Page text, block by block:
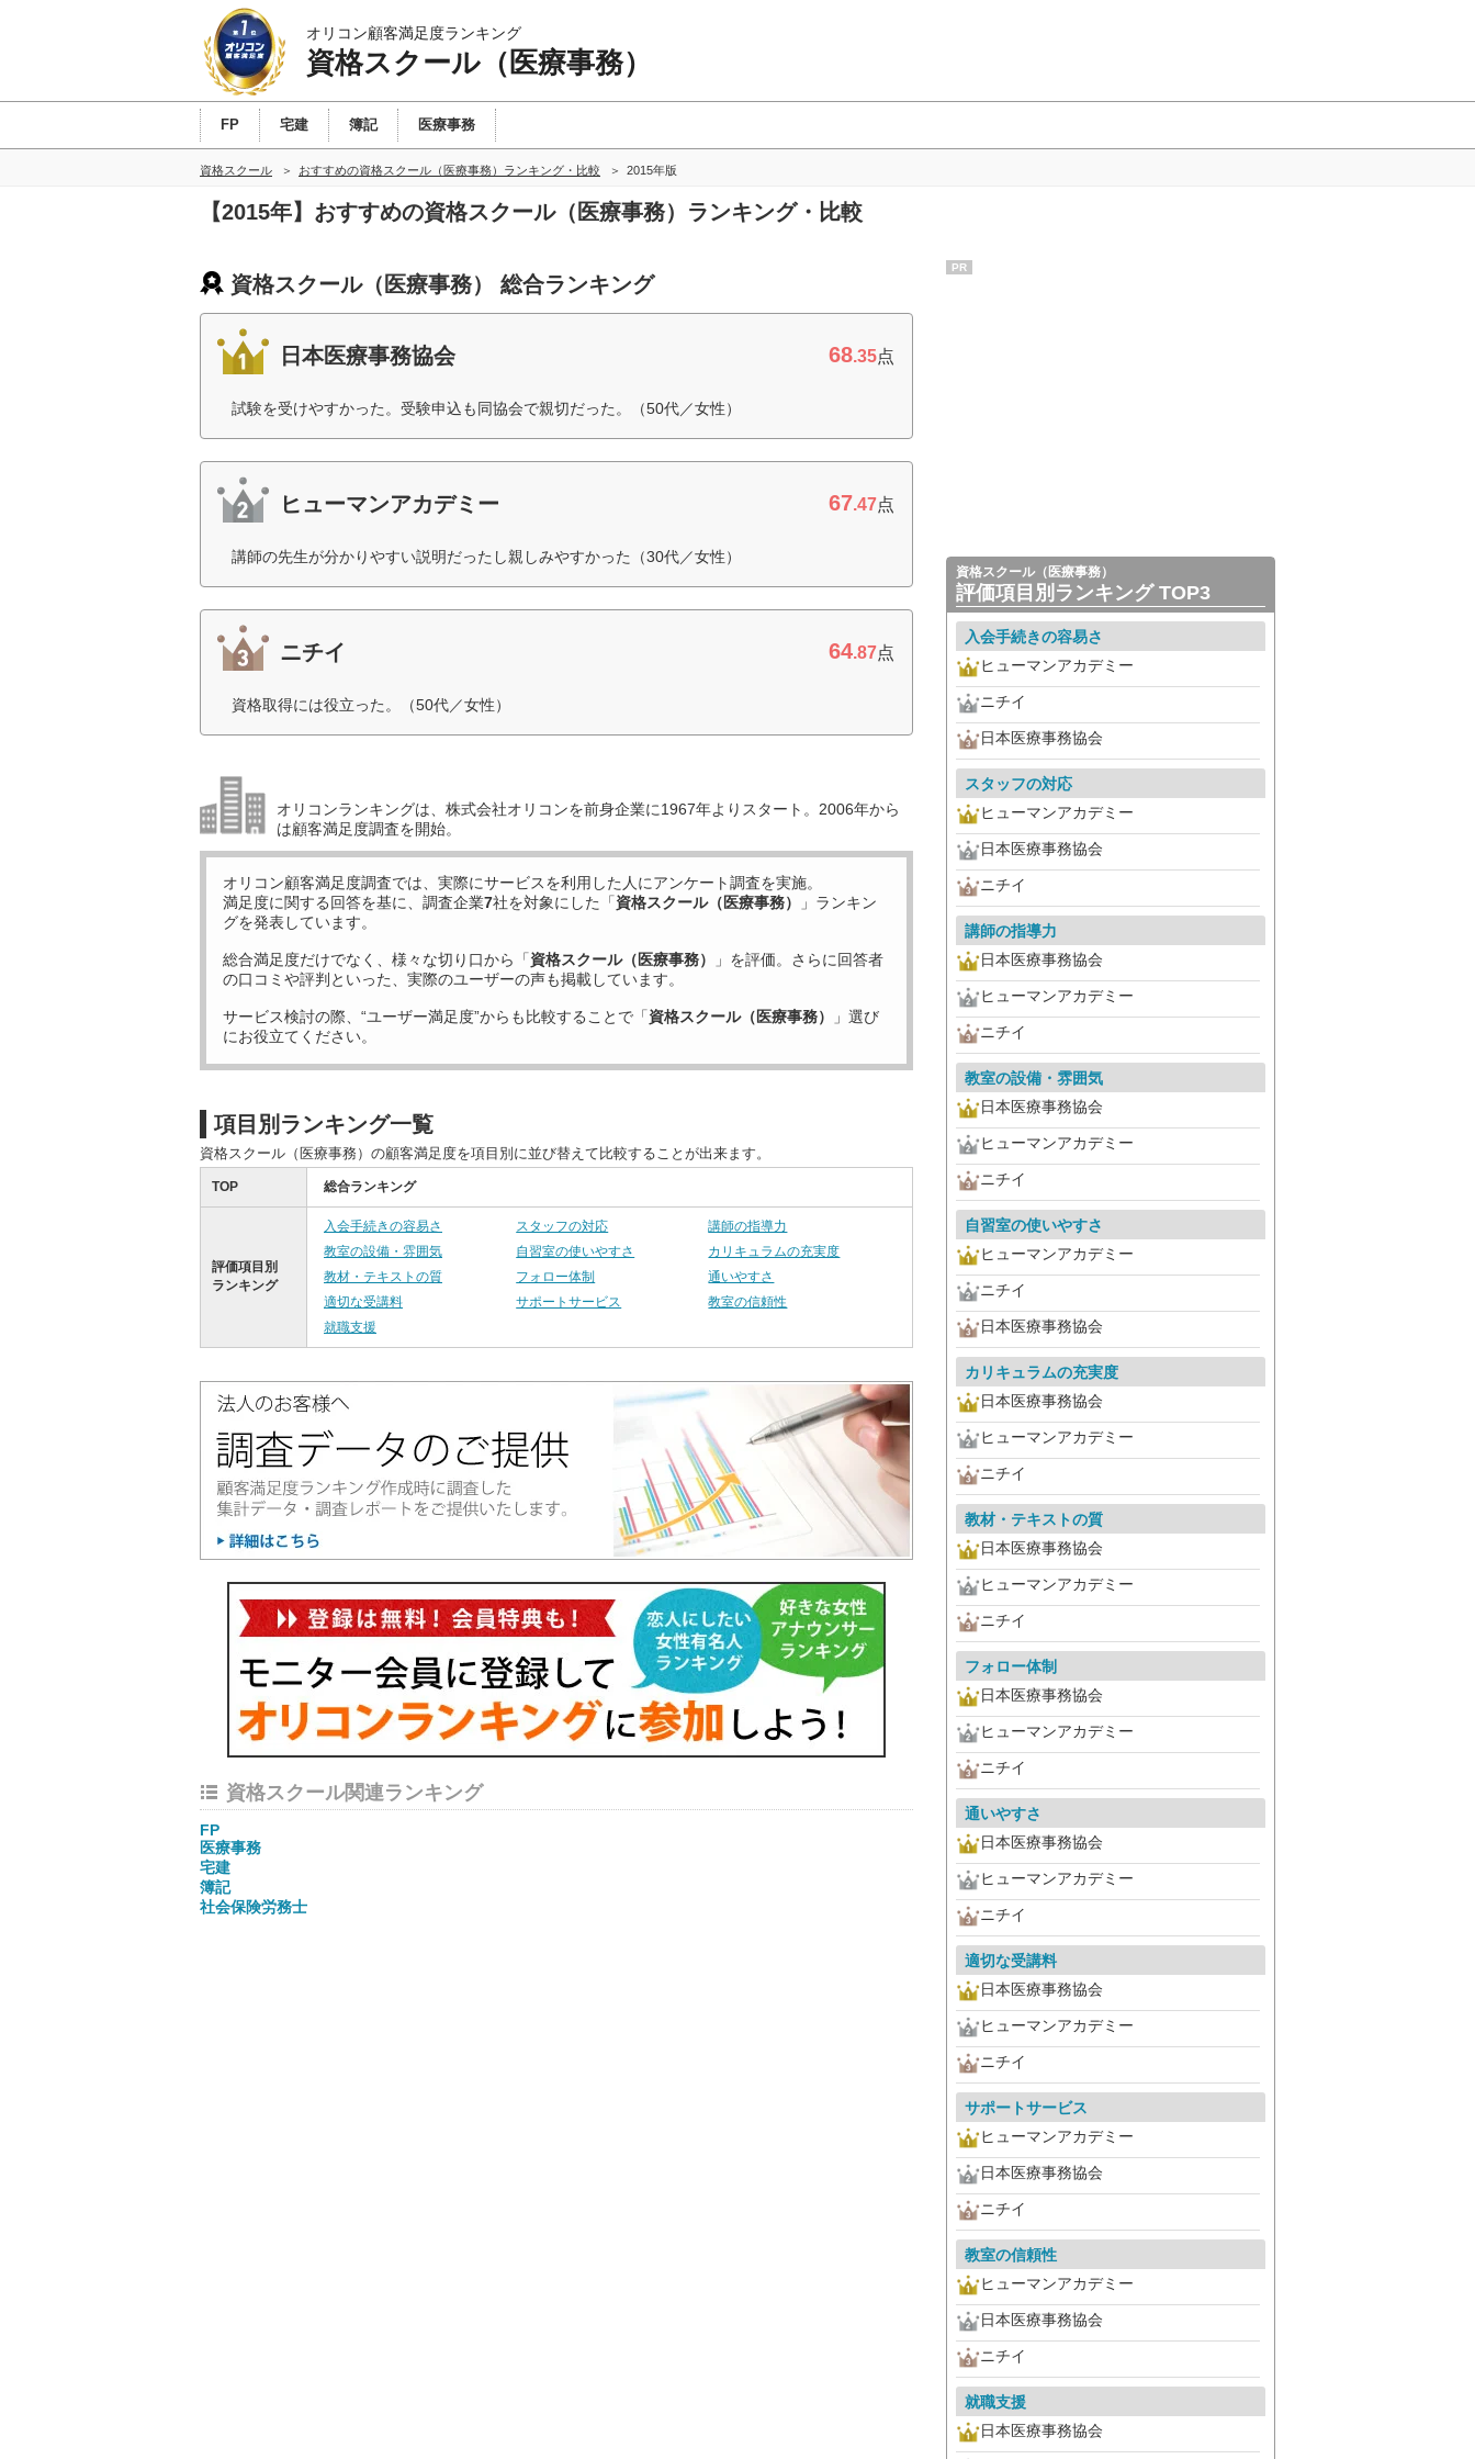
オリコン顧客満足度ランキング
資格スクール（医療事務）
FP 宅建 簿記 医療事務
資格スクール おすすめの資格スクール（医療事務）ランキング・比較 2015年版
【2015年】おすすめの資格スクール（医療事務）ランキング・比較
資格スクール（医療事務） 総合ランキング
日本医療事務協会 68.35点
試験を受けやすかった。受験申込も同協会で親切だった。（50代／女性）
ヒューマンアカデミー 67.47点
講師の先生が分かりやすい説明だったし親しみやすかった（30代／女性）
ニチイ 64.87点
資格取得には役立った。（50代／女性）
オリコンランキングは、株式会社オリコンを前身企業に1967年よりスタート。2006年から
は顧客満足度調査を開始。
オリコン顧客満足度調査では、実際にサービスを利用した 人にアンケート調査を実施。
満足度に関する回答を基に、調査企業7社を対象にした「資格スクール（医療事務）
」ランキン
グを発表しています。
総合満足度だけでなく、様々な切り口から「資格スクール（医療事務）
」を評価。さらに回答者
の口コミや評判といった、実際のユーザーの声も掲載しています。
サービス検討の際、“ユーザー満足度”からも比較することで「資格スクール（医療事務）
」選び
にお役立てください。
項目別ランキング一覧
資格スクール（医療事務）の顧客満足度を項目別に並び替えて比較することが出来ます。
TOP 総合ランキング
評価項目別
ランキング
入会手続きの容易さ スタッフの対応
講師の指導力
教室の設備・雰囲気
自習室の使いやすさ
カリキュラムの充実度
教材・テキストの質
フォロー体制
通いやすさ
適切な受講料
サポートサービス
教室の信頼性
就職支援
資格スクール関連ランキング
FP
医療事務
宅建
簿記
社会保険労務士
PR
資格スクール（医療事務）
評価項目別ランキング TOP3
入会手続きの容易さ
ヒューマンアカデミー
ニチイ
日本医療事務協会
スタッフの対応
ヒューマンアカデミー
日本医療事務協会
ニチイ
講師の指導力
日本医療事務協会
ヒューマンアカデミー
ニチイ
教室の設備・雰囲気
日本医療事務協会
ヒューマンアカデミー
ニチイ
自習室の使いやすさ
ヒューマンアカデミー
ニチイ
日本医療事務協会
カリキュラムの充実度
日本医療事務協会
ヒューマンアカデミー
ニチイ
教材・テキストの質
日本医療事務協会
ヒューマンアカデミー
ニチイ
フォロー体制
日本医療事務協会
ヒューマンアカデミー
ニチイ
通いやすさ
日本医療事務協会
ヒューマンアカデミー
ニチイ
適切な受講料
日本医療事務協会
ヒューマンアカデミー
ニチイ
サポートサービス
ヒューマンアカデミー
日本医療事務協会
ニチイ
教室の信頼性
ヒューマンアカデミー
日本医療事務協会
ニチイ
就職支援
日本医療事務協会